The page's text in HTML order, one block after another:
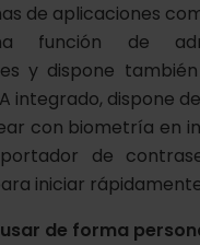
de aplicaciones
función de
y dispone
integrado, dispone
con biometría en
de
iniciar
usar de forma